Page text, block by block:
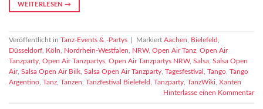
WEITERLESEN →
Veröffentlicht in Tanz-Events & -Partys Markiert Aachen Bielefeld
Düsseldorf
Köln Nordrhein-Westfalen NRW, Open Air Tanz Open Air
Tanzparty Open Air Tanzpartys Open Air Tanzpartys NRW, Salsa Salsa Open
Air, Salsa Open Air Bilk Salsa Open Air Tanzparty Tagesfestival Tango Tango
Argentino Tanz Tanzen Tanzfestival Bielefeld Tanzparty TanzWiki
Xanten
Hinterlasse einen Kommentar